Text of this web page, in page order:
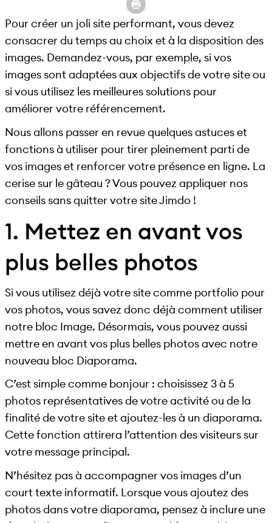
Pour créer un joli site performant, vous devez
consacrer du temps au choix et à la disposition des
images. Demandez-vous, par exemple, si vos
images sont adaptées aux objectifs de votre site ou
si vous utilisez les meilleures solutions pour
améliorer votre référencement.
Nous allons passer en revue quelques astuces et
fonctions à utiliser pour tirer pleinement parti de
vos images et renforcer votre présence en ligne. La
cerise sur le gâteau ? Vous pouvez appliquer nos
conseils sans quitter votre site Jimdo !
1. Mettez en avant vos
plus belles photos
Si vous utilisez déjà votre site comme portfolio pour
vos photos, vous savez donc déjà comment utiliser
notre bloc Image. Désormais, vous pouvez aussi
mettre en avant vos plus belles photos avec notre
nouveau bloc Diaporama.
C’est simple comme bonjour : choisissez 3 à 5
photos représentatives de votre activité ou de la
finalité de votre site et ajoutez-les à un diaporama.
Cette fonction attirera l’attention des visiteurs sur
votre message principal.
N’hésitez pas à accompagner vos images d’un
court texte informatif. Lorsque vous ajoutez des
photos dans votre diaporama, pensez à inclure une